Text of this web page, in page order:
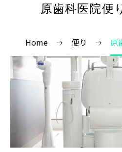
原歯科医院便
Home 便り 原